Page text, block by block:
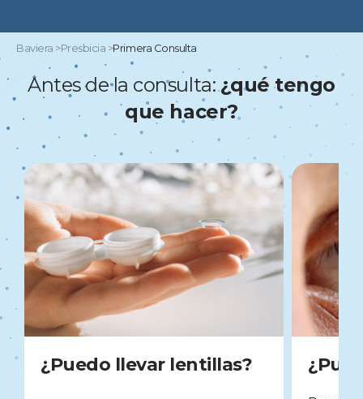
Baviera >Presbicia >Primera Consulta
Antes de la consulta:¿qué tengo
que hacer?
¿Puedo llevar lentillas?